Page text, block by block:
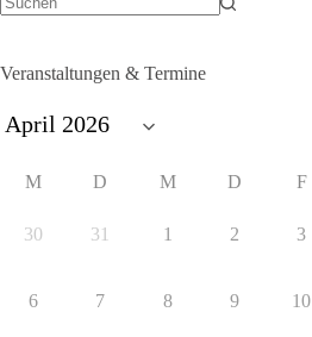
Veranstaltungen & Termine
M D M D F
30 31 1 2 3
6 7 8 9 10